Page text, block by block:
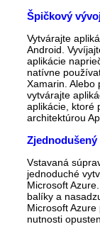
Špičkový
Vytvárajte
Android.
aplikácie
natívne
Xamarin. Alebo
vytvárajte
aplikácie, ktoré
architektúrou
Vstavaná
jednoduché
Microsoft
balíky a
Microsoft
nutnosti